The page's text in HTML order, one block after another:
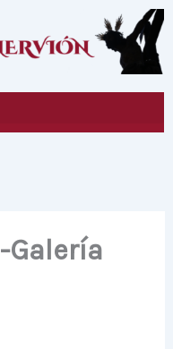
Galería